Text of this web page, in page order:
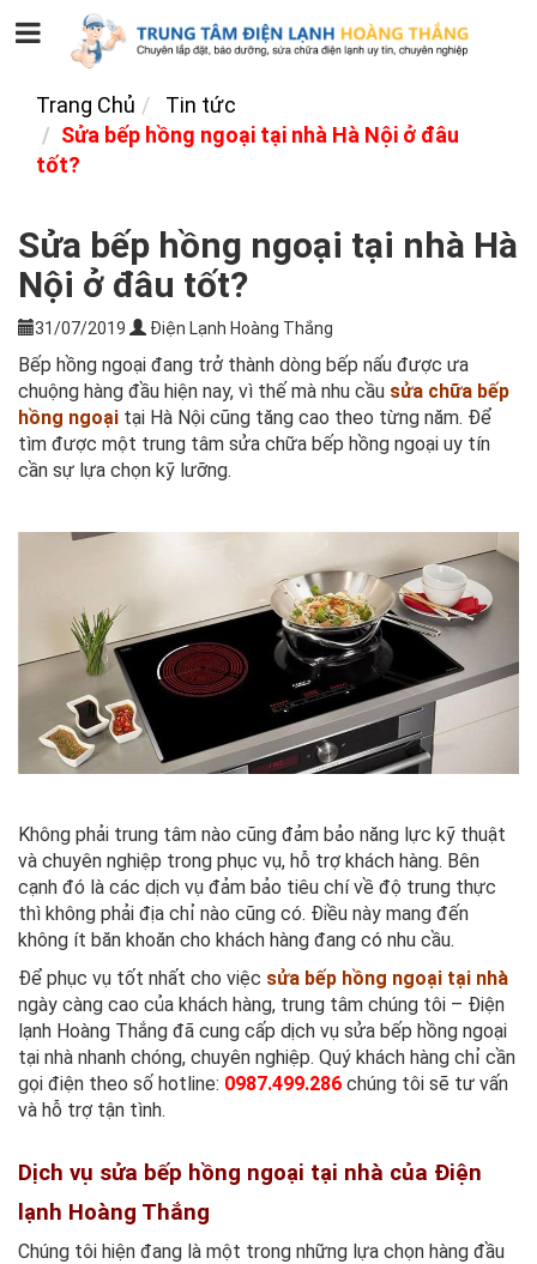
Trang Chủ
Tin tức
Sửa bếp hồng ngoại tại nhà Hà Nội ở đâu
tốt?
Sửa bếp hồng ngoại tại nhà Hà
Nội ở đâu tốt?
31/07/2019 Điện Lạnh Hoàng Thắng
Bếp hồng ngoại đang trở thành dòng bếp nấu được ưa
chuộng hàng đầu hiện nay, vì thế mà nhu cầu sửa chữa bếp
hồng ngoại tại Hà Nội cũng tăng cao theo từng năm. Để
tìm được một trung tâm sửa chữa bếp hồng ngoại uy tín
cần sự lựa chọn kỹ lưỡng.
Không phải trung tâm nào cũng đảm bảo năng lực kỹ thuật
và chuyên nghiệp trong phục vụ, hỗ trợ khách hàng. Bên
cạnh đó là các dịch vụ đảm bảo tiêu chí về độ trung thực
thì không phải địa chỉ nào cũng có. Điều này mang đến
không ít băn khoăn cho khách hàng đang có nhu cầu.
Để phục vụ tốt nhất cho việc sửa bếp hồng ngoại tại nhà
ngày càng cao của khách hàng, trung tâm chúng tôi – Điện
lạnh Hoàng Thắng đã cung cấp dịch vụ sửa bếp hồng ngoại
tại nhà nhanh chóng, chuyên nghiệp. Quý khách hàng chỉ cần
gọi điện theo số hotline: 0987.499.286 chúng tôi sẽ tư vấn
và hỗ trợ tận tình.
Dịch vụ sửa bếp hồng ngoại tại nhà của Điện
lạnh Hoàng Thắng
Chúng tôi hiện đang là một trong những lựa chọn hàng đầu